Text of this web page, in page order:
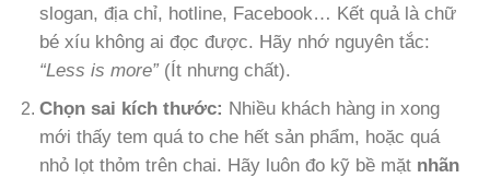
slogan, địa chỉ, hotline, Facebook… Kết quả là chữ
bé xíu không ai đọc được. Hãy nhớ nguyên tắc:
“Less is more”(Ít nhưng chất).
Chọn sai kích thước: Nhiều khách hàng in xong
mới thấy tem quá to che hết sản phẩm, hoặc quá
nhỏ lọt thỏm trên chai. Hãy luôn đo kỹ bề mặt nhãn